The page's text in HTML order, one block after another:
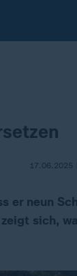
17.06.2025
er neun
sich,